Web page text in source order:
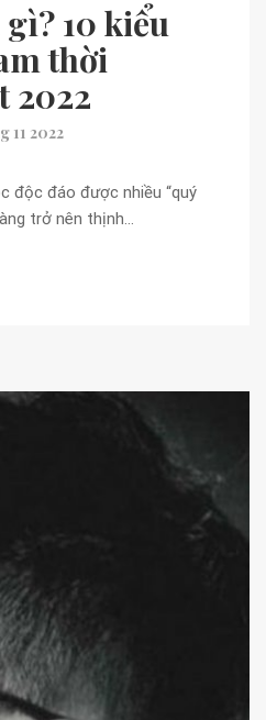
10 kiểu
thời
2022
11 2022
độc đáo được nhiều “quý
trở nên thịnh…